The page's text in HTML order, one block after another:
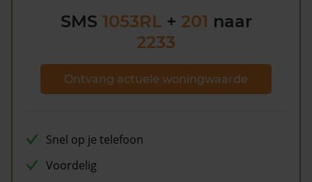
waarde en kansen op besparing. Schrijf uhiergratis in.
SMS 1053RL+ 201 naar
2233
Ontvang actuele woningwaarde
Snel op je telefoon
Voordelig